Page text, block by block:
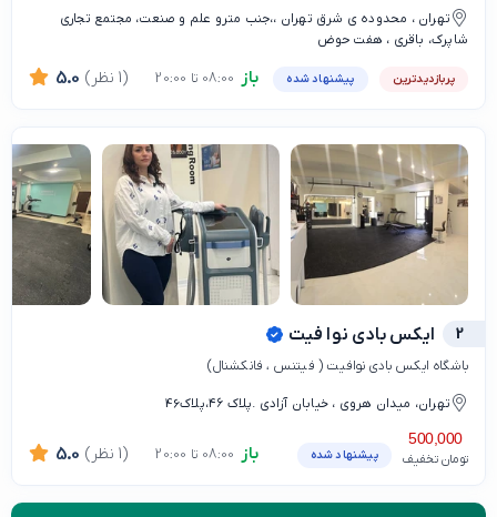
تهران ، محدوده ی شرق تهران ،،جنب مترو علم و صنعت، مجتمع تجاری
شاپرک، باقری ، هفت حوض
پربازدیدترین پیشنهاد شده باز 5.0 (1 نظر)
2 ایکس بادی نوا فیت
باشگاه ایکس بادی نوافیت ( فیتنس ، فانکشنال)
تهران، میدان هروی ، خیابان آزادی .پلاک ۴۶،پلاک46
500,000
تومان تخفیف پیشنهاد شده باز 5.0 (1 نظر)